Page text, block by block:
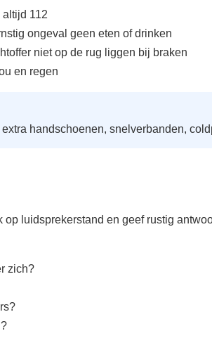
112
ongeval geen eten of drinken
niet op de rug liggen bij braken
en regen
handschoenen, snelverbanden,
luidsprekerstand en geef rustig
zich?